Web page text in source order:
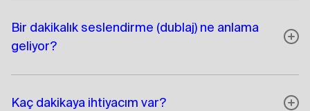
Bir dakikalık seslendirme (dublaj) ne anlama
geliyor?
Kaç dakikaya ihtiyacım var?